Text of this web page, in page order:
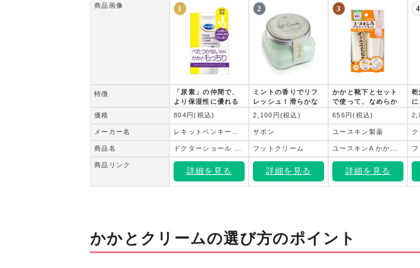
商品画像
特徴
価格
メーカー名
商品名
商品リンク
1
「尿素」の仲間で、
より保湿性に優れる
「尿素誘導体」を配
804円(税込)
詳細を見る
2
ミントの香りでリフ
レッシュ！滑らかな
テクスチャーのトリ
ートメントクリーム
2,100円(税込)
サボン
フットクリーム
詳細を見る
3
かかと靴下とセット
で使って、なめらか
な質感に
656円(税込)
ユースキン製薬
詳細を見る
4
乾
かかとクリームの選び方のポイント